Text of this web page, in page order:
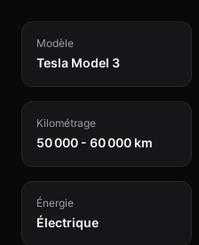
Modèle
Tesla Model 3
Kilométrage
50 000 - 60 000 km
Énergie
Électrique